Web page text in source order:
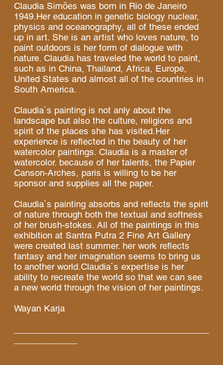
Claudia Simões was born in Rio de Janeiro
1949.Her education in genetic biology nuclear,
physics and oceanography, all of these ended
up in art. She is an artist who loves nature, to
paint outdoors is her form of dialogue with
nature. Claudia has traveled the world to paint,
such as in China, Thailand, Africa, Europe,
United States and almost all of the countries in
South America.
Claudia`s painting is not anly about the
landscape but also the culture, religions and
spirit of the places she has visited.Her
experience is reflected in the beauty of her
watercolor paintings. Claudia is a master of
watercolor. because of her talents, the Papier
Canson-Arches, paris is willing to be her
sponsor and supplies all the paper.
Claudia`s painting absorbs and reflects the spirit
of nature through both the textual and softness
of her brush-stokes. All of the paintings in this
exhibition at Santra Putra 2 Fine Art Gallery
were created last summer. her work reflects
fantasy and her imagination seems to bring us
to another world.Claudia`s expertise is her
ability to recreate the world so that we can see
a new world through the vision of her paintings.
Wayan Karja